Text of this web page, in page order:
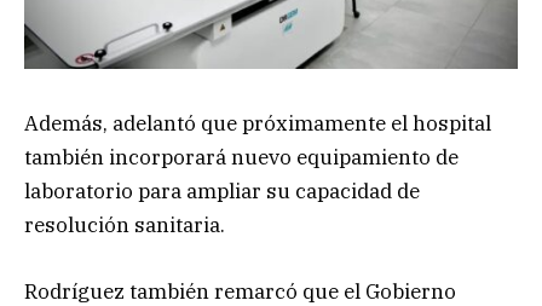
Además, adelantó que próximamente el hospital
también incorporará nuevo equipamiento de
laboratorio para ampliar su capacidad de
resolución sanitaria.
Rodríguez también remarcó que el Gobierno